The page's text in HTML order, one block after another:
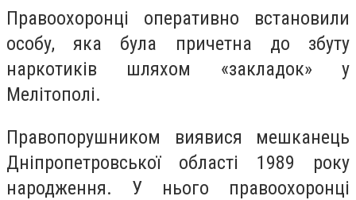
Правоохоронці оперативно встановили
особу, яка була причетна до збуту
наркотиків шляхом «закладок» у
Мелітополі.
Правопорушником виявися мешканець
Дніпропетровської області 1989 року
народження. У нього правоохоронці